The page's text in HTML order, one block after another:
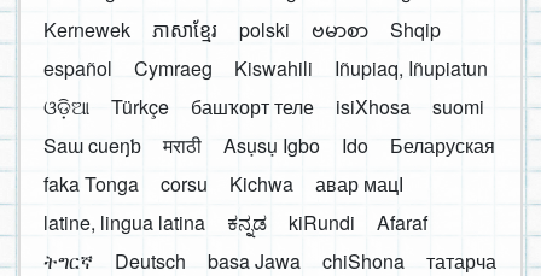
Kernewek
ភាសាខ្មែរ polski ဗမာစာ
Shqip
español
Cymraeg Kiswahili
Iñupiaq, Iñupiatun
ଓଡ଼ିଆ
Türkçe башҡорт теле isiXhosa
suomi
Saɯ cueŋƅ
मराठी Asụsụ Igbo Ido
Беларуская
faka Tonga
corsu Kichwa
авар мацӀ
latine, lingua latina
ಕನ್ನಡ kiRundi
Afaraf
ትግርኛ
Deutsch basa Jawa chiShona
татарча